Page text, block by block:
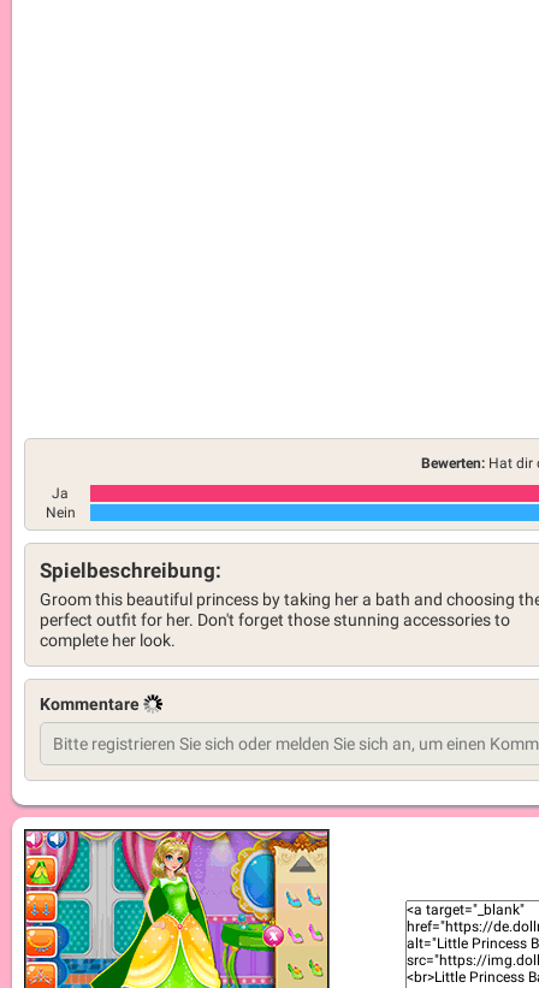
Bewerten: Hat dir
Ja
Nein
Spielbeschreibung:
Groom this beautiful princess by taking her a bath and choosing
perfect outfit for her. Don't forget those stunning accessories to
complete her look.
Kommentare